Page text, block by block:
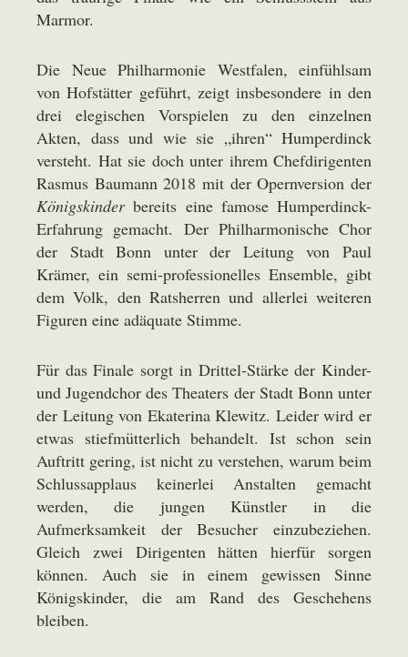
Marmor.
Die Neue Philharmonie Westfalen, einfühlsam
von Hofstätter geführt, zeigt insbesondere in den
drei elegischen Vorspielen zu den einzelnen
Akten, dass und wie sie „ihren“ Humperdinck
versteht. Hat sie doch unter ihrem Chefdirigenten
Rasmus Baumann 2018 mit der Opernversion der
Königskinderbereits eine famose Humperdinck-
Erfahrung gemacht. Der Philharmonische Chor
der Stadt Bonn unter der Leitung von Paul
Krämer, ein semi-professionelles Ensemble, gibt
dem Volk, den Ratsherren und allerlei weiteren
Figuren eine adäquate Stimme.
Für das Finale sorgt in Drittel-Stärke der Kinder-
und Jugendchor des Theaters der Stadt Bonn unter
der Leitung von Ekaterina Klewitz. Leider wird er
etwas stiefmütterlich behandelt. Ist schon sein
Auftritt gering, ist nicht zu verstehen, warum beim
Schlussapplaus keinerlei Anstalten gemacht
werden, die jungen Künstler in die
Aufmerksamkeit der Besucher einzubeziehen.
Gleich zwei Dirigenten hätten hierfür sorgen
können. Auch sie in einem gewissen Sinne
Königskinder, die am Rand des Geschehens
bleiben.